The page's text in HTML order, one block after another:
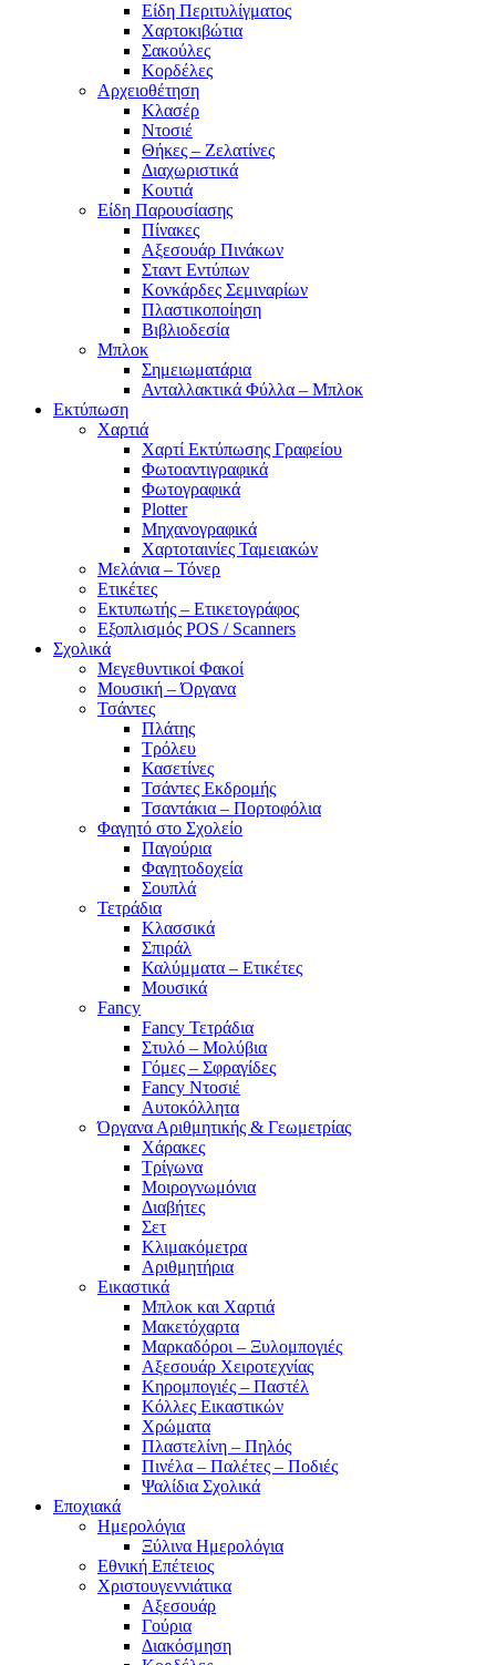
Είδη Περιτυλίγματος
Χαρτοκιβώτια
Σακούλες
Κορδέλες
Αρχειοθέτηση
Κλασέρ
Ντοσιέ
Θήκες – Ζελατίνες
Διαχωριστικά
Κουτιά
Είδη Παρουσίασης
Πίνακες
Αξεσουάρ Πινάκων
Σταντ Εντύπων
Κονκάρδες Σεμιναρίων
Πλαστικοποίηση
Βιβλιοδεσία
Μπλοκ
Σημειωματάρια
Ανταλλακτικά Φύλλα – Μπλοκ
Εκτύπωση
Χαρτιά
Χαρτί Εκτύπωσης Γραφείου
Φωτοαντιγραφικά
Φωτογραφικά
Plotter
Μηχανογραφικά
Χαρτοταινίες Ταμειακών
Μελάνια – Τόνερ
Ετικέτες
Εκτυπωτής – Ετικετογράφος
Εξοπλισμός POS / Scanners
Σχολικά
Μεγεθυντικοί Φακοί
Μουσική – Όργανα
Τσάντες
Πλάτης
Τρόλευ
Κασετίνες
Τσάντες Εκδρομής
Τσαντάκια – Πορτοφόλια
Φαγητό στο Σχολείο
Παγούρια
Φαγητοδοχεία
Σουπλά
Τετράδια
Κλασσικά
Σπιράλ
Καλύμματα – Ετικέτες
Μουσικά
Fancy
Fancy Τετράδια
Στυλό – Μολύβια
Γόμες – Σφραγίδες
Fancy Ντοσιέ
Αυτοκόλλητα
Όργανα Αριθμητικής & Γεωμετρίας
Χάρακες
Τρίγωνα
Mοιρογνωμόνια
Διαβήτες
Σετ
Κλιμακόμετρα
Αριθμητήρια
Εικαστικά
Μπλοκ και Χαρτιά
Μακετόχαρτα
Μαρκαδόροι – Ξυλομπογιές
Αξεσουάρ Χειροτεχνίας
Κηρομπογιές – Παστέλ
Κόλλες Εικαστικών
Χρώματα
Πλαστελίνη – Πηλός
Πινέλα – Παλέτες – Ποδιές
Ψαλίδια Σχολικά
Εποχιακά
Ημερολόγια
Ξύλινα Ημερολόγια
Εθνική Επέτειος
Χριστουγεννιάτικα
Αξεσουάρ
Γούρια
Διακόσμηση